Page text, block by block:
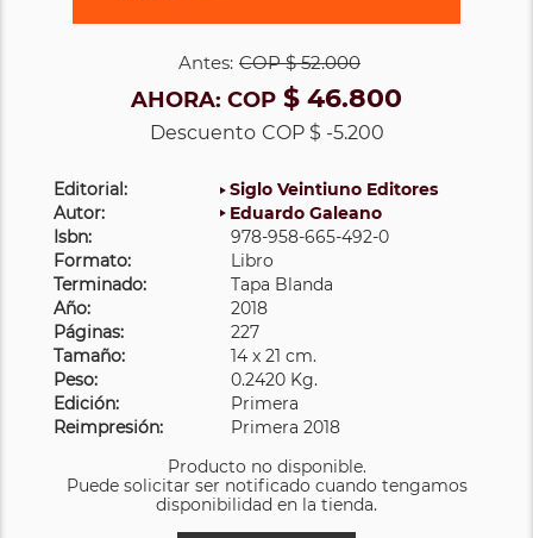
Antes: COP$ 52.000
AHORA: COP $ 46.800
Descuento COP $ -5.200
Editorial:
Siglo Veintiuno Editores
Autor:
Eduardo Galeano
Isbn:
978-958-665-492-0
Formato:
Libro
Terminado:
Tapa Blanda
Año:
2018
Páginas:
227
Tamaño:
14 x 21 cm.
Peso:
0.2420 Kg.
Edición:
Primera
Reimpresión:
Primera 2018
Producto no disponible.
Puede solicitar ser notificado cuando tengamos
disponibilidad en la tienda.